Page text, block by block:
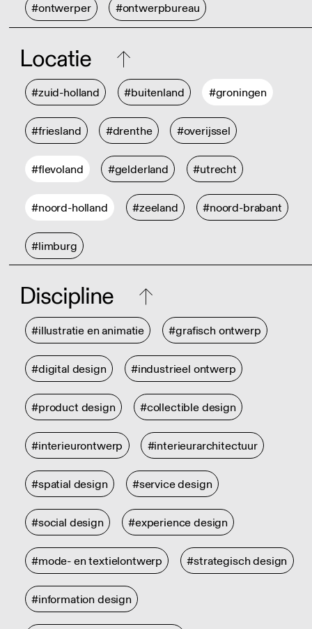
#ontwerper #ontwerpbureau
Locatie
#zuid-holland #buitenland #groningen
#friesland #drenthe #overijssel
#flevoland #gelderland #utrecht
#noord-holland #zeeland #noord-brabant
#limburg
Discipline
#illustratie en animatie #grafisch ontwerp
#digital design #industrieel ontwerp
#product design #collectible design
#interieurontwerp #interieurarchitectuur
#spatial design #service design
#social design #experience design
#mode- en textielontwerp #strategisch design
#information design